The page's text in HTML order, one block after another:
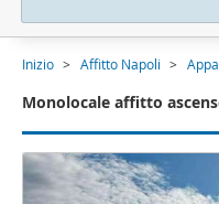
Inizio Affitto Napoli
Monolocale affitto